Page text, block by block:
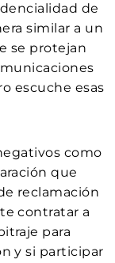
de
similar a un
se protejan
escuche esas
como
que
reclamación
contratar a
para
y si participar